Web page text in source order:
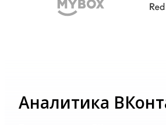
Аналитика